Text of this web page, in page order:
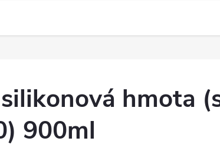
hmota
900ml